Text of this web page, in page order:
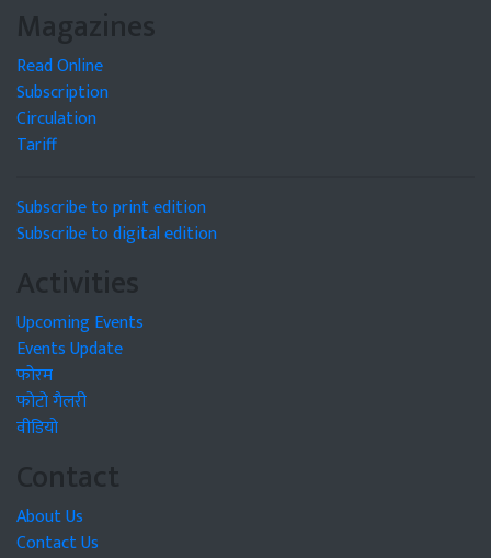
Magazines
Read Online
Subscription
Circulation
Tariff
Subscribe to print edition
Subscribe to digital edition
Activities
Upcoming Events
Events Update
फोरम
फोटो गैलरी
वीडियो
Contact
About Us
Contact Us